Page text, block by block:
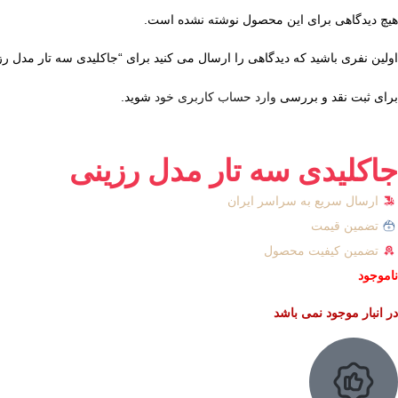
هیچ دیدگاهی برای این محصول نوشته نشده است.
اولین نفری باشید که دیدگاهی را ارسال می کنید برای “جاکلیدی سه تار مدل
برای ثبت نقد و بررسی وارد حساب کاربری خود شوید.
جاکلیدی سه تار مدل رزینی
ارسال سریع به سراسر ایران
تضمین قیمت
تضمین کیفیت محصول
ناموجود
در انبار موجود نمی باشد